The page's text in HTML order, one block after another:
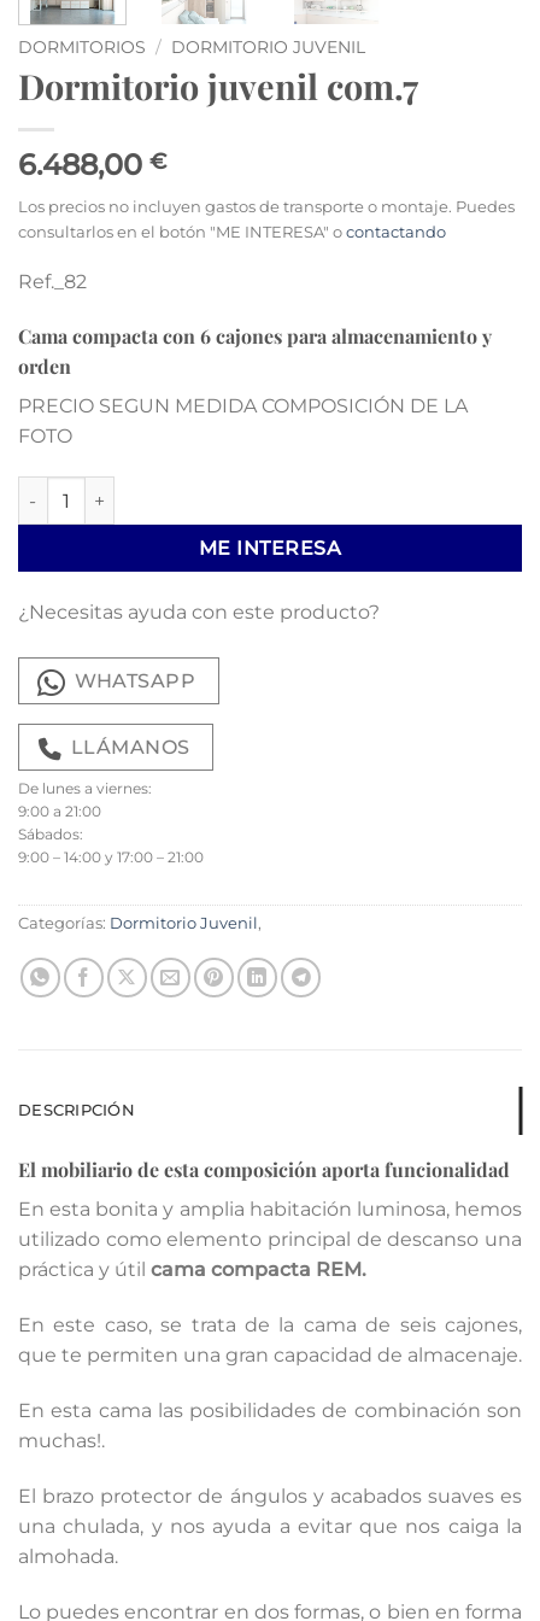
DORMITORIOS / DORMITORIO JUVENIL
Dormitorio juvenil com.7
6.488,00 €
Los precios no incluyen gastos de transporte o montaje. Puedes
consultarlos en el botón "ME INTERESA" ocontactando
Ref._82
Cama compacta con6 cajones paraalmacenamiento y
orden
PRECIO SEGUN MEDIDA COMPOSICIÓN DE LA
FOTO
Dormitorio juvenil com.7 cantidad
ME INTERESA
¿Necesitas ayuda con este producto?
WHATSAPP
LLÁMANOS
De lunes a viernes:
9:00 a 21:00
Sábados:
9:00 – 14:00 y 17:00 – 21:00
Categorías: Dormitorio Juvenil,
DESCRIPCIÓN
El mobiliario de esta composiciónaporta funcionalidad
En esta bonita y amplia habitación luminosa, hemos
utilizado como elemento principal de descanso una
práctica y útil cama compacta REM.
En este caso, se trata de la cama de seis cajones,
que te permiten una gran capacidad de almacenaje.
En esta cama las posibilidades de combinación son
muchas!.
El brazo protector de ángulos y acabados suaves es
una chulada, y nos ayuda a evitar que nos caiga la
almohada.
Lo puedes encontrar en dos formas, o bien en forma